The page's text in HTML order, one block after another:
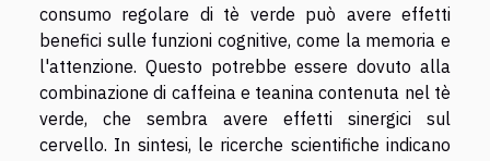
consumo regolare di tè verde può avere effetti
benefici sulle funzioni cognitive, come la memoria e
l'attenzione. Questo potrebbe essere dovuto alla
combinazione di caffeina e teanina contenuta nel tè
verde, che sembra avere effetti sinergici sul
cervello. In sintesi, le ricerche scientifiche indicano